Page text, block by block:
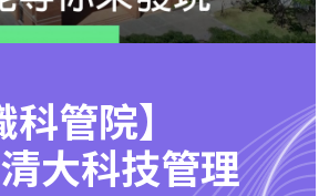
科管院】
大科技管理